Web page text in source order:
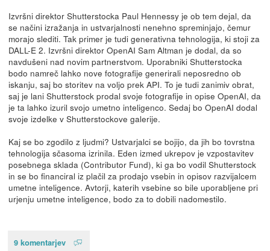
Izvršni direktor Shutterstocka Paul Hennessy je ob tem dejal, da
se načini izražanja in ustvarjalnosti nenehno spreminjajo, čemur
morajo slediti. Tak primer je tudi generativna tehnologija, ki stoji za
DALL-E 2. Izvršni direktor OpenAI Sam Altman je dodal, da so
navdušeni nad novim partnerstvom. Uporabniki Shutterstocka
bodo namreč lahko nove fotografije generirali neposredno ob
iskanju, saj bo storitev na voljo prek API. To je tudi zanimiv obrat,
saj je lani Shutterstock prodal svoje fotografije in opise OpenAI, da
je ta lahko izuril svojo umetno inteligenco. Sedaj bo OpenAI dodal
svoje izdelke v Shutterstockove galerije.
Kaj se bo zgodilo z ljudmi? Ustvarjalci se bojijo, da jih bo tovrstna
tehnologija sčasoma izrinila. Eden izmed ukrepov je vzpostavitev
posebnega sklada (Contributor Fund), ki ga bo vodil Shutterstock
in se bo financiral iz plačil za prodajo vsebin in opisov razvijalcem
umetne inteligence. Avtorji, katerih vsebine so bile uporabljene pri
urjenju umetne inteligence, bodo za to dobili nadomestilo.
9 komentarjev